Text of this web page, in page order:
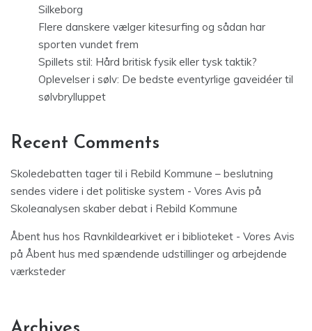
Silkeborg
Flere danskere vælger kitesurfing og sådan har
sporten vundet frem
Spillets stil: Hård britisk fysik eller tysk taktik?
Oplevelser i sølv: De bedste eventyrlige gaveidéer til
sølvbrylluppet
Recent Comments
Skoledebatten tager til i Rebild Kommune – beslutning
sendes videre i det politiske system - Vores Avis på
Skoleanalysen skaber debat i Rebild Kommune
Åbent hus hos Ravnkildearkivet er i biblioteket - Vores Avis
på Åbent hus med spændende udstillinger og arbejdende
værksteder